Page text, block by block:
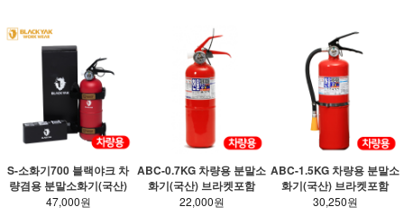
S-소화기700 블랙야크 차
량겸용 분말소화기(국산)
47,000원
ABC-0.7KG 차량용 분말소
화기(국산) 브라켓포함
22,000원
ABC-1.5KG 차량용 분말소
화기(국산) 브라켓포함
30,250원